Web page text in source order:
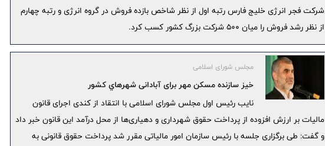
شرکت فجر انرژی خلیج فارس رتبه اول از نظر شاخص بازده فروش در گروه انرژی و‌ رتبه چهارم
از نظر رشد فروش را میان ۵۰۰ شرکت بزرگ کشور کسب کرد.
مجلس شورای اسلامی
خیز سازنده مسکن مهر برای آبادانی شهرهاي كشور
نایب رئیس اول مجلس شورای اسلامی با انتقاد از کندی اجرای قانون
مالیات بر ارزش افزوده از پرداخت حقوق شهرداری و دهیاری‌ها از محل درآمد این قانون خبر داد
و گفت: طی برگزاری جلسه با رئیس سازمان امور مالیاتی مقرر شد پرداخت حقوق قانونی به